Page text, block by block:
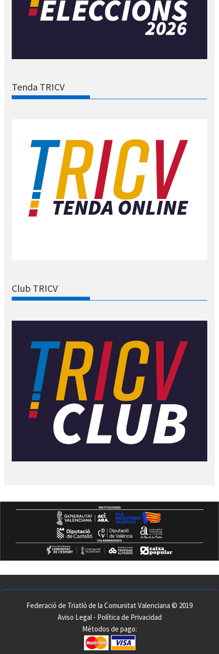
Tenda TRICV
Club TRICV
Federació de Triatló de la Comunitat Valenciana © 2019
Aviso Legal- Política de Privacidad
Métodos de pago: